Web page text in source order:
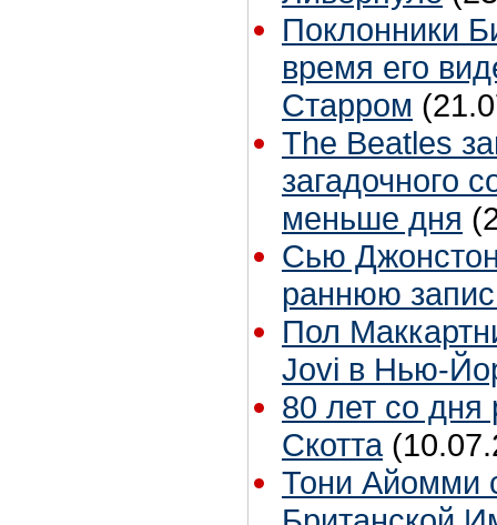
Поклонники
время его
Старром
The Beatles
загадочного
меньше дня
Сью
раннюю
Пол
Jovi в Нью-
80 лет со
Скотта
Тони Айомми